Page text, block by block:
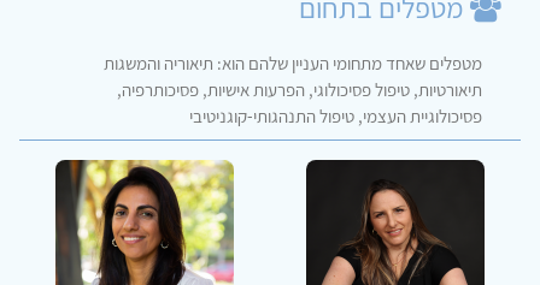
מטפלים שאחד מתחומי העניין שלהם הוא: תיאוריה והמשגות
תיאורטיות, טיפול פסיכולוגי, הפרעות אישיות, פסיכותרפיה,
פסיכולוגיית העצמי, טיפול התנהגותי-קוגניטיבי